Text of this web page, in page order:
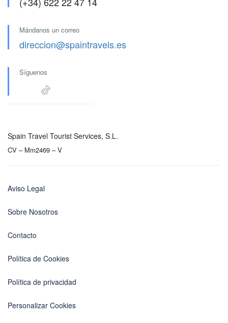
Mándanos un correo
direccion@spaintravels.es
Síguenos
Spain Travel Tourist Services, S.L.
CV – Mm2469 – V
Aviso Legal
Sobre Nosotros
Contacto
Política de Cookies
Política de privacidad
Personalizar Cookies